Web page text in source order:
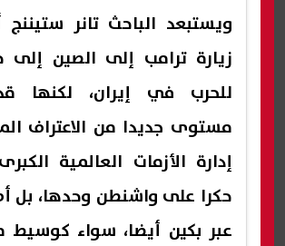
ويستبعد الباحث تانر
زيارة ترامب إلى الصين
للحرب في إيران، لكنها
مستوى جديدا من الاعتراف
إدارة الأزمات العالمية
حكرا على واشنطن وحدها، بل
عبر بكين أيضا، سواء كوسيط